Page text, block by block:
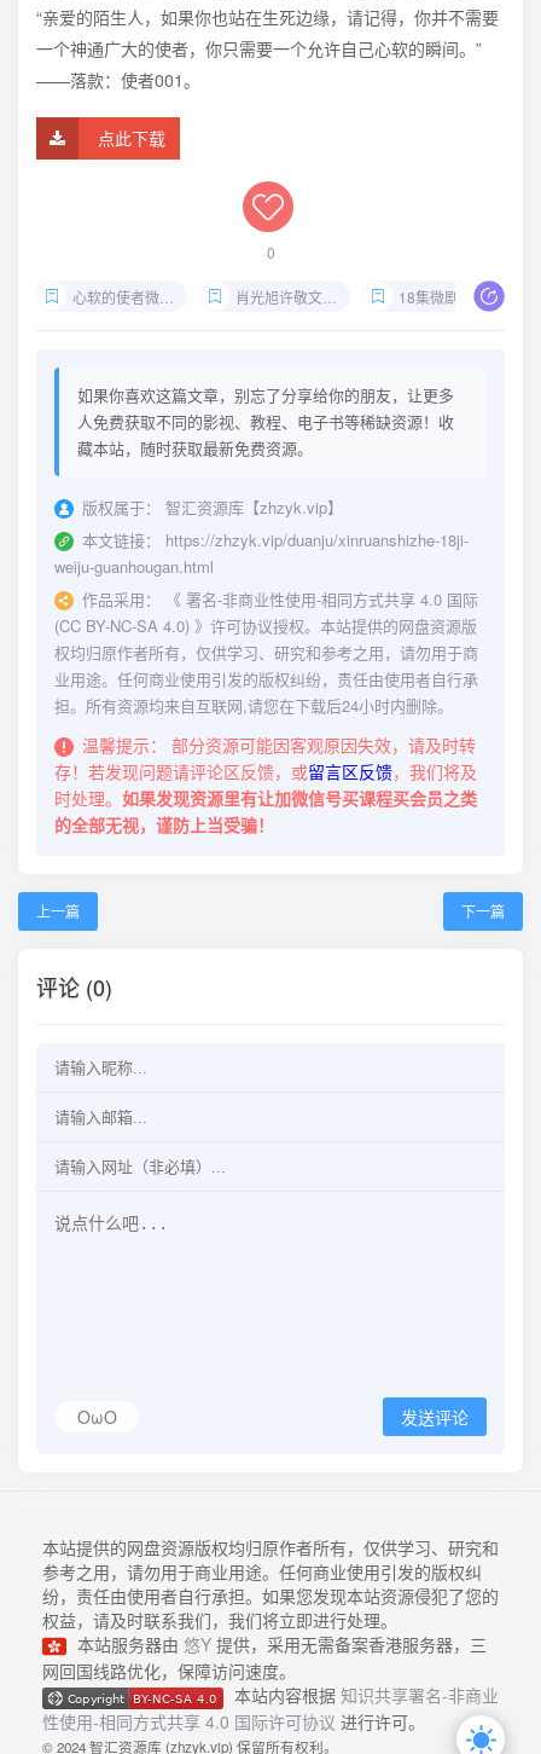
“亲爱的陌生人，如果你也站在生死边缘，请记得，你并不需要
一个神通广大的使者，你只需要一个允许自己心软的瞬间。”
——落款：使者001。
点此下载
0
心软的使者微剧完整版 肖光旭许敬文陈家葆演技 18集微剧生死感悟
如果你喜欢这篇文章，别忘了分享给你的朋友，让更多
人免费获取不同的影视、教程、电子书等稀缺资源！收
藏本站，随时获取最新免费资源。
版权属于：
智汇资源库【zhzyk.vip】
本文链接：
https://zhzyk.vip/duanju/xinruanshizhe-18ji-
weiju-guanhougan.html
作品采用：
《 署名-非商业性使用-相同方式共享 4.0 国际
(CC BY-NC-SA 4.0) 》许可协议授权。本站提供的网盘资源版
权均归原作者所有，仅供学习、研究和参考之用，请勿用于商
业用途。任何商业使用引发的版权纠纷，责任由使用者自行承
担。所有资源均来自互联网,请您在下载后24小时内删除。
温馨提示：
部分资源可能因客观原因失效，请及时转
存！若发现问题请评论区反馈，或留言区反馈，我们将及
时处理。 如果发现资源里有让加微信号买课程买会员之类
的全部无视，谨防上当受骗！
上一篇 下一篇
评论 (0)
OωO 发送评论
本站提供的网盘资源版权均归原作者所有，仅供学习、研究和
参考之用，请勿用于商业用途。任何商业使用引发的版权纠
纷，责任由使用者自行承担。如果您发现本站资源侵犯了您的
权益，请及时联系我们，我们将立即进行处理。
本站服务器由 悠Y 提供，采用无需备案香港服务器，三
网回国线路优化，保障访问速度。
本站内容根据 知识共享署名-非商业
性使用-相同方式共享 4.0 国际许可协议 进行许可。
© 2024 智汇资源库 (zhzyk.vip) 保留所有权利。